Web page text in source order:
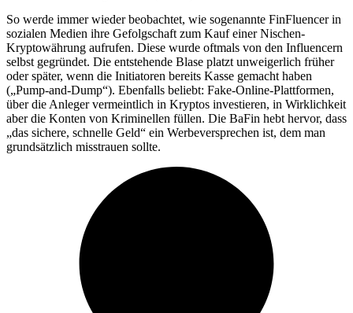
So werde immer wieder beobachtet, wie sogenannte FinFluencer in
sozialen Medien ihre Gefolgschaft zum Kauf einer Nischen-
Kryptowährung aufrufen. Diese wurde oftmals von den Influencern
selbst gegründet. Die entstehende Blase platzt unweigerlich früher
oder später, wenn die Initiatoren bereits Kasse gemacht haben
(„Pump-and-Dump“). Ebenfalls beliebt: Fake-Online-Plattformen,
über die Anleger vermeintlich in Kryptos investieren, in Wirklichkeit
aber die Konten von Kriminellen füllen. Die BaFin hebt hervor, dass
„das sichere, schnelle Geld“ ein Werbeversprechen ist, dem man
grundsätzlich misstrauen sollte.